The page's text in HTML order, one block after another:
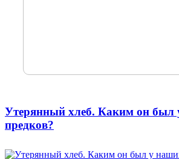
Утерянный хлеб. Каким он был
предков?